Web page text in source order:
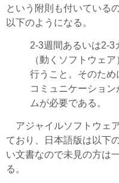
という附則も付いている
以下のようになる。
2-3週間あるいは2-3
（動くソフトウェ
行うこと。そのた
コミュニケーショ
ムが必要である。
アジャイルソフトウェ
ており、日本語版は以下
い文書なので未見の方は
る。